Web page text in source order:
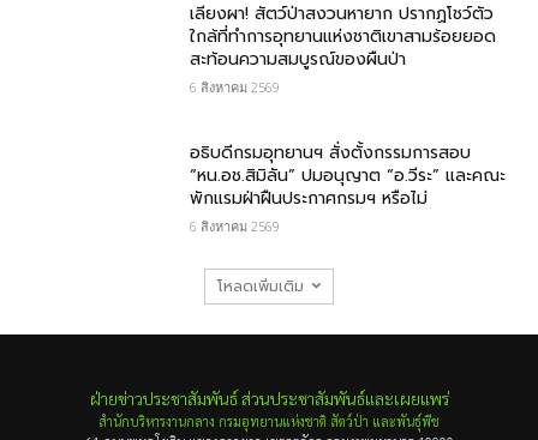
เลียงผา! สัตว์ป่าสงวนหายาก ปรากฏโชว์ตัว
ใกล้ที่ทำการอุทยานแห่งชาติเขาสามร้อยยอด
สะท้อนความสมบูรณ์ของผืนป่า
6 สิงหาคม 2569
อธิบดีกรมอุทยานฯ​ สั่งตั้งกรรมการสอบ
“หน.อช.สิมิลัน” ปมอนุญาต “อ.วีระ” และคณะ
พักแรมฝ่าฝืนประกาศกรมฯ หรือไม่
6 สิงหาคม 2569
โหลดเพิ่มเติม
ฝ่ายข่าวประชาสัมพันธ์ ส่วนประชาสัมพันธ์และเผยแพร่
สำนักบริหารงานกลาง กรมอุทยานแห่งชาติ สัตว์ป่า และพันธุ์พืช